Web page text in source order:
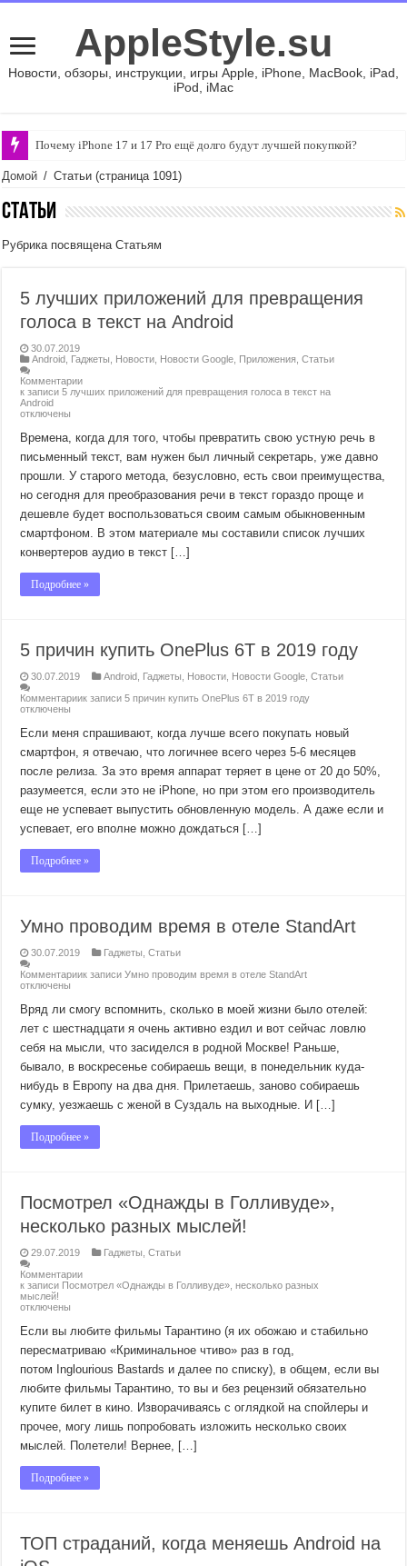
AppleStyle.su
Новости, обзоры, инструкции, игры Apple, iPhone, MacBook, iPad,
iPod, iMac
Почему iPhone 17 и 17 Pro ещё долго будут лучшей покупкой?
Подключил смартфон к Android Auto и он перегрелся — как я это
Домой / Статьи (страница 1091)
Статьи
Рубрика посвящена Статьям
5 лучших приложений для превращения
голоса в текст на Android
30.07.2019
Android Гаджеты Новости Новости Google Приложения ,Статьи
Комментарии
к записи 5 лучших приложений для превращения голоса в текст на
Android
отключены
Времена, когда для того, чтобы превратить свою устную речь в
письменный текст, вам нужен был личный секретарь, уже давно
прошли. У старого метода, безусловно, есть свои преимущества,
но сегодня для преобразования речи в текст гораздо проще и
дешевле будет воспользоваться своим самым обыкновенным
смартфоном. В этом материале мы составили список лучших
конвертеров аудио в текст […]
Подробнее »
5 причин купить OnePlus 6T в 2019 году
30.07.2019 Android Гаджеты Новости Новости Google ,Статьи
Комментариик записи 5 причин купить OnePlus 6T в 2019 году
отключены
Если меня спрашивают, когда лучше всего покупать новый
смартфон, я отвечаю, что логичнее всего через 5-6 месяцев
после релиза. За это время аппарат теряет в цене от 20 до 50%,
разумеется, если это не iPhone, но при этом его производитель
еще не успевает выпустить обновленную модель. А даже если и
успевает, его вполне можно дождаться […]
Подробнее »
Умно проводим время в отеле StandArt
30.07.2019 Гаджеты ,Статьи
Комментариик записи Умно проводим время в отеле StandArt
отключены
Вряд ли смогу вспомнить, сколько в моей жизни было отелей:
лет с шестнадцати я очень активно ездил и вот сейчас ловлю
себя на мысли, что засиделся в родной Москве! Раньше,
бывало, в воскресенье собираешь вещи, в понедельник куда-
нибудь в Европу на два дня. Прилетаешь, заново собираешь
сумку, уезжаешь с женой в Суздаль на выходные. И […]
Подробнее »
Посмотрел «Однажды в Голливуде»,
несколько разных мыслей!
29.07.2019 Гаджеты ,Статьи
Комментарии
к записи Посмотрел «Однажды в Голливуде», несколько разных
мыслей!
отключены
Если вы любите фильмы Тарантино (я их обожаю и стабильно
пересматриваю «Криминальное чтиво» раз в год,
потом Inglourious Bastards и далее по списку), в общем, если вы
любите фильмы Тарантино, то вы и без рецензий обязательно
купите билет в кино. Изворачиваясь с оглядкой на спойлеры и
прочее, могу лишь попробовать изложить несколько своих
мыслей. Полетели! Вернее, […]
Подробнее »
ТОП страданий, когда меняешь Android на